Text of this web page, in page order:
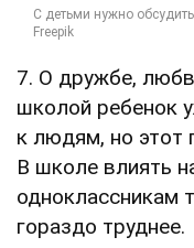
7. О дружбе,
школой ребенок
к людям, но этот
В школе влиять
одноклассникам
гораздо труднее.